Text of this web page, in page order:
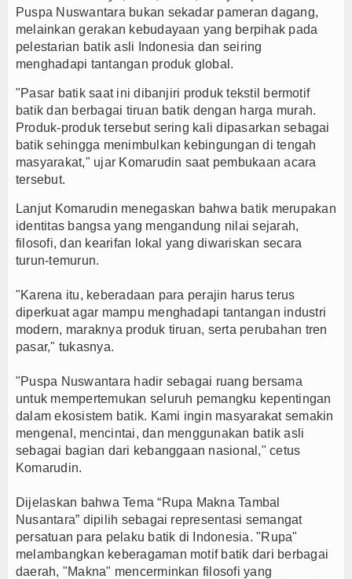
Puspa Nuswantara bukan sekadar pameran dagang,
melainkan gerakan kebudayaan yang berpihak pada
pelestarian batik asli Indonesia dan seiring
menghadapi tantangan produk global.
"Pasar batik saat ini dibanjiri produk tekstil bermotif
batik dan berbagai tiruan batik dengan harga murah.
Produk-produk tersebut sering kali dipasarkan sebagai
batik sehingga menimbulkan kebingungan di tengah
masyarakat," ujar Komarudin saat pembukaan acara
tersebut.
Lanjut Komarudin menegaskan bahwa batik merupakan
identitas bangsa yang mengandung nilai sejarah,
filosofi, dan kearifan lokal yang diwariskan secara
turun-temurun.
"Karena itu, keberadaan para perajin harus terus
diperkuat agar mampu menghadapi tantangan industri
modern, maraknya produk tiruan, serta perubahan tren
pasar," tukasnya.
"Puspa Nuswantara hadir sebagai ruang bersama
untuk mempertemukan seluruh pemangku kepentingan
dalam ekosistem batik. Kami ingin masyarakat semakin
mengenal, mencintai, dan menggunakan batik asli
sebagai bagian dari kebanggaan nasional," cetus
Komarudin.
Dijelaskan bahwa Tema “Rupa Makna Tambal
Nusantara” dipilih sebagai representasi semangat
persatuan para pelaku batik di Indonesia. "Rupa"
melambangkan keberagaman motif batik dari berbagai
daerah, "Makna" mencerminkan filosofi yang